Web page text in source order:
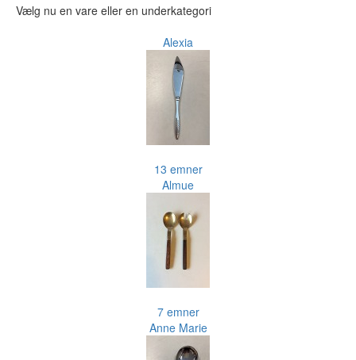
Vælg nu en vare eller en underkategori
Alexia
13 emner
Almue
7 emner
Anne Marie